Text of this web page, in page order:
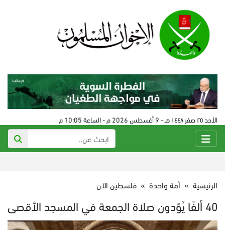
الأحد ٢٥ صفر ١٤٤٨ هـ - 9 أغسطس 2026 م - الساعة 10:05 م
الرئيسية » أمة واحدة » فلسطين الآن
40 ألفًا يُؤدون صلاة الجمعة في المسجد الأقصى